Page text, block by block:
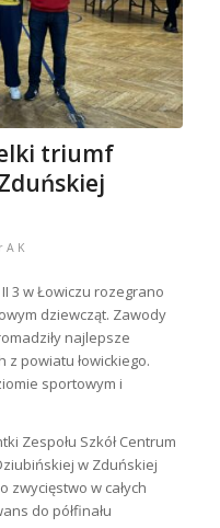
triumf
A K
II 3 w Łowiczu rozegrano
dziewcząt. Zawody
najlepsze
z powiatu łowickiego.
sportowym i
Zespołu Szkół Centrum
w Zduńskiej
zwycięstwo w całych
do półfinału